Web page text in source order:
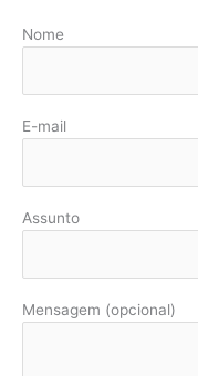
Nome
E-mail
Assunto
Mensagem (opcional)